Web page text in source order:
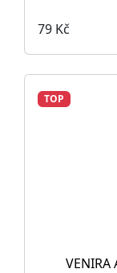
79 Kč
TOP